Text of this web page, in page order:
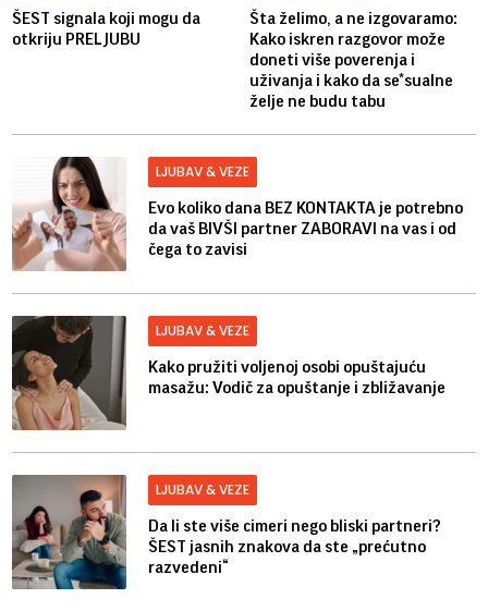
ŠEST signala koji mogu da
otkriju PRELJUBU
Šta želimo, a ne izgovaramo:
Kako iskren razgovor može
doneti više poverenja i
uživanja i kako da se*sualne
želje ne budu tabu
LJUBAV & VEZE
Evo koliko dana BEZ KONTAKTA je potrebno
da vaš BIVŠI partner ZABORAVI na vas i od
čega to zavisi
LJUBAV & VEZE
Kako pružiti voljenoj osobi opuštajuću
masažu: Vodič za opuštanje i zbližavanje
LJUBAV & VEZE
Da li ste više cimeri nego bliski partneri?
ŠEST jasnih znakova da ste „prećutno
razvedeni“